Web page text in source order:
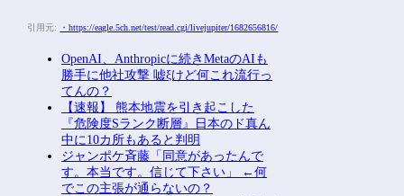
引用元: ・https://eagle.5ch.net/test/read.cgi/livejupiter/1682656816/
OpenAI、Anthropicに続きMetaのAIも
勝手に他社攻撃 嘘ξけど何これ流行っ
てんの？
【速報】 熊本地震を引き起こした
『危険度Sランク断層』日本のド真ん
中に10カ所もあると判明
ジャンポケ斉藤「同意があったんで
す。本当です。信じて下さい」 ←何
でこの主張が通らないの？